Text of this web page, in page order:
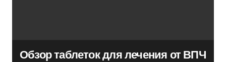
Обзор таблеток для лечения от ВПЧ